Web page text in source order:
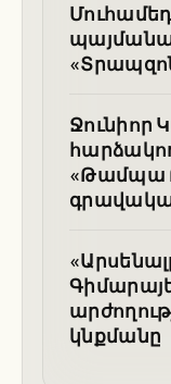
Ջունիոր
«Թամպա
կնքմանը